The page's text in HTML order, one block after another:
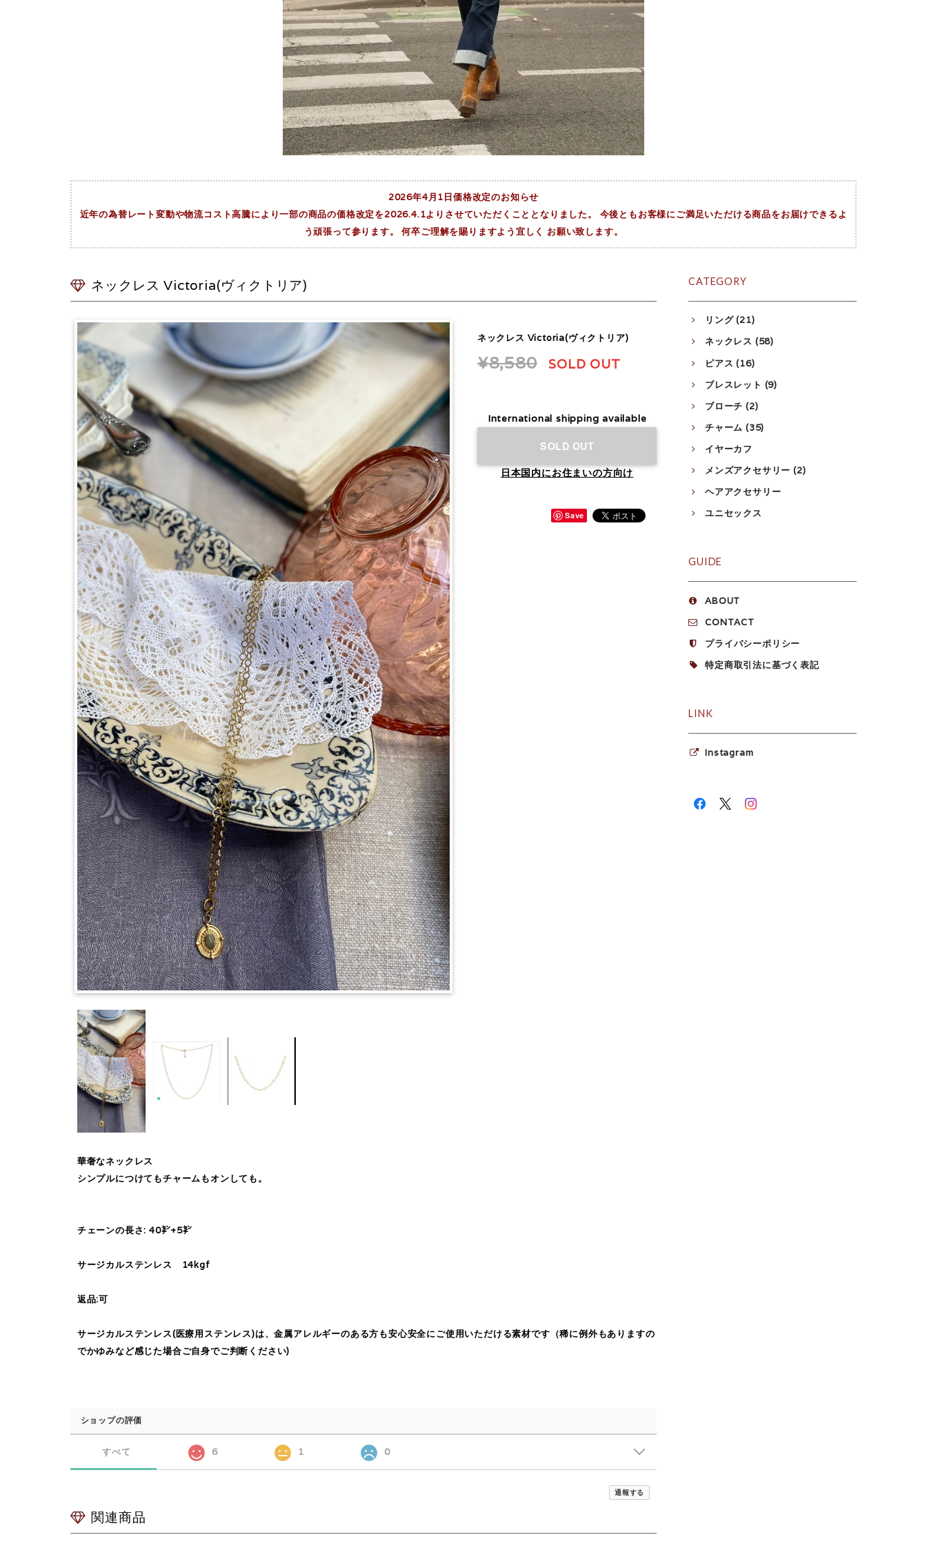
2026年4月1日価格改定のお知らせ
近年の為替レート変動や物流コスト高騰により一部の商品の価格改定を2026.4.1よりさせていただくこととなりました。 今後ともお客様にご満足いただける商品をお届けできるよ
う頑張って参ります。 何卒ご理解を賜りますよう宜しく お願い致します。
ネックレス Victoria(ヴィクトリア)
ネックレス Victoria(ヴィクトリア)
¥8,580 SOLD OUT
International shipping available
SOLD OUT
日本国内にお住まいの方向け
Save
華奢なネックレス
シンプルにつけてもチャームもオンしても。
チェーンの長さ: 40㌢+5㌢
サージカルステンレス 14kgf
返品:可
サージカルステンレス(医療用ステンレス)は、金属アレルギーのある方も安心安全にご使用いただける素材です（稀に例外もありますの
でかゆみなど感じた場合ご自身でご判断ください)
ショップの評価
すべて 6 1 0
通報する
関連商品
CATEGORY
リング (21)
ネックレス (58)
ピアス (16)
ブレスレット (9)
ブローチ (2)
チャーム (35)
イヤーカフ
メンズアクセサリー (2)
ヘアアクセサリー
ユニセックス
GUIDE
ABOUT
CONTACT
プライバシーポリシー
特定商取引法に基づく表記
LINK
Instagram